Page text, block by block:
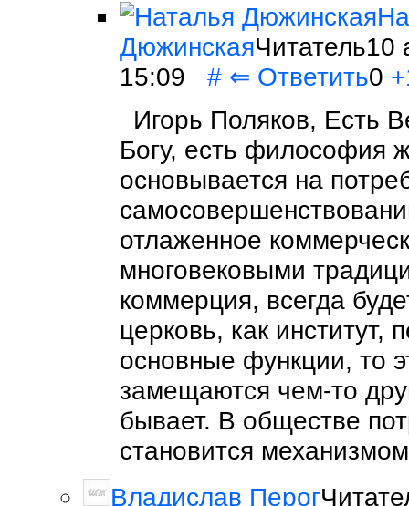
ДюжинскаяЧитатель10
15:09 # ⇐ Ответить0
Игорь Поляков, Есть
Богу, есть философия
основывается на
отлаженное
многовековыми
коммерция, всегда
церковь, как институт,
основные функции, то
замещаются чем-то
бывает. В обществе
становится
Владислав Перог